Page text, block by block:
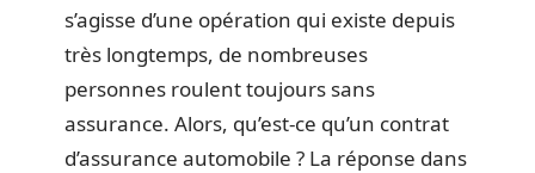
s’agisse d’une opération qui existe depuis
très longtemps, de nombreuses
personnes roulent toujours sans
assurance. Alors, qu’est-ce qu’un contrat
d’assurance automobile ? La réponse dans